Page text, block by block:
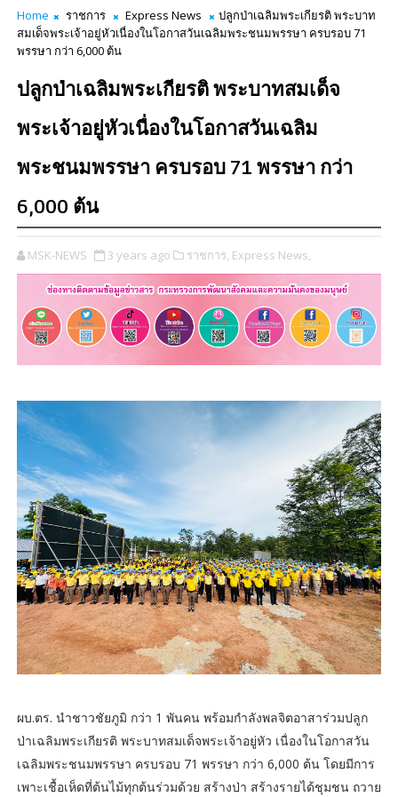
Home ราชการ Express News
ปลูกป่าเฉลิมพระเกียรติ พระบาท
สมเด็จพระเจ้าอยู่หัวเนื่องในโอกาสวันเฉลิมพระชนมพรรษา ครบรอบ 71
พรรษา กว่า 6,000 ต้น
ปลูกป่าเฉลิมพระเกียรติ พระบาทสมเด็จ
พระเจ้าอยู่หัวเนื่องในโอกาสวันเฉลิม
พระชนมพรรษา ครบรอบ 71 พรรษา กว่า
6,000 ต้น
MSK-NEWS 3 years ago ราชการ, Express News,
ผบ.ตร. นำชาวชัยภูมิ กว่า 1 พันคน พร้อมกำลังพลจิตอาสาร่วมปลูก
ป่าเฉลิมพระเกียรติ พระบาทสมเด็จพระเจ้าอยู่หัว เนื่องในโอกาสวัน
เฉลิมพระชนมพรรษา ครบรอบ 71 พรรษา กว่า 6,000 ต้น โดยมีการ
เพาะเชื้อเห็ดที่ต้นไม้ทุกต้นร่วมด้วย สร้างป่า สร้างรายได้ชุมชน ถวาย